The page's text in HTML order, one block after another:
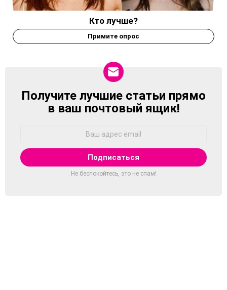
Кто лучше?
Примите опрос
NEWSLETTER
Получите лучшие статьи прямо
в ваш почтовый ящик!
Не беспокойтесь, это не спам!